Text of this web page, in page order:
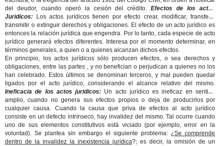
del deudor, cuando operó la cesión del crédito.Efectos de los actos
Juridicos:
Los actos jurídicos tienen por efecto crear, modificar, transferir,
transmitir o extinguir derechos y obligaciones. El efecto de un acto jurídico es
entonces la relación jurídica que engendra. Por lo tanto, cada especie de acto
jurídico generará efectos diferentes. Interesa por el momento determinar, en
términos generales, a quien o a quienes alcanzan dichos efectos.
En principio, los actos jurídicos sólo producen efectos, o sea derechos y
obligaciones, entre las partes , y no benefician o perjudican a quienes no los
han celebrado. Estos últimos se denominan terceros, y mal pueden quedar
ligados por el acto jurídico, considerando el alcance relativo del mismo.
Ineficacia de los actos juridicos: Un acto jurídico es ineficaz en sentido
amplio, cuando no genera sus efectos propios o deja de producirlos por
cualquier causa. Cuando la causa que priva de efectos al acto jurídico
consiste en un defecto intrínseco, hay invalidez del mismo. Tal ocurre cuando
uno de sus elementos constitutivos está viciado (por ejemplo, error en la
voluntad). Se plantea sin embargo el siguiente problema: ¿Se comprende
dentro de la invalidez la inexistencia jurídica?; es decir, la omisión de un